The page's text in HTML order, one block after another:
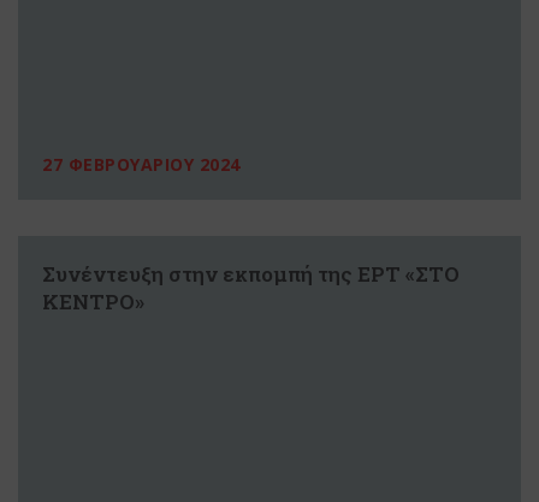
27 ΦΕΒΡΟΥΑΡΙΟΥ 2024
Συνέντευξη στην εκπομπή της ΕΡΤ «ΣΤΟ
ΚΕΝΤΡΟ»